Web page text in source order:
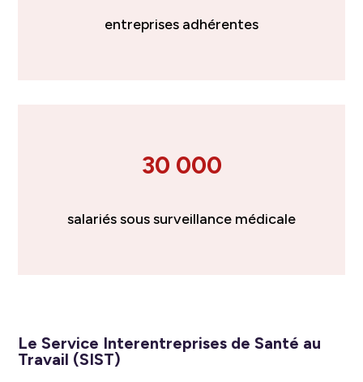
entreprises adhérentes
30 000
salariés sous surveillance médicale
Le Service Interentreprises de Santé au
Travail (SIST)